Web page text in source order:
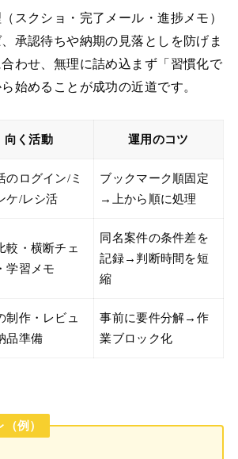
スクショ・完了メール・進捗メモ）
承認待ちや納期の見落としを防げま
わせ、無理に詰め込まず「習慣化で
始めることが成功の近道です。
向く活動 運用のコツ
のログイン/ミ
ケ/レシ活
ブックマーク順固定
→上から順に処理
較・横断チェ
学習メモ
同名案件の条件差を
記録→判断時間を短
縮
制作・レビュ
品準備
事前に要件分解→作
業ブロック化
例）